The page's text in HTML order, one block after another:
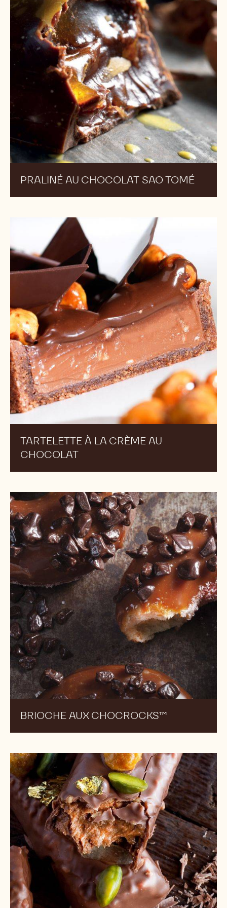
BONBON ENROBÉ BRÉSIL
PRALINÉ AU CHOCOLAT SAO TOMÉ
au
chocolat
Tomé
TARTELETTE À LA CRÈME AU
CHOCOLAT
Tartelette
à
la
crème
au
chocolat
BRIOCHE AUX CHOCROCKS™
Brioche
aux
ChocRocks™
Rochers
au